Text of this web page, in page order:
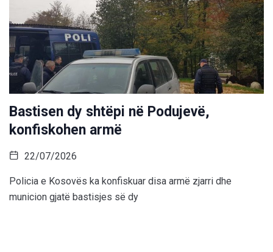
Bastisen dy shtëpi në Podujevë,
konfiskohen armë
22/07/2026
Policia e Kosovës ka konfiskuar disa armë zjarri dhe
municion gjatë bastisjes së dy